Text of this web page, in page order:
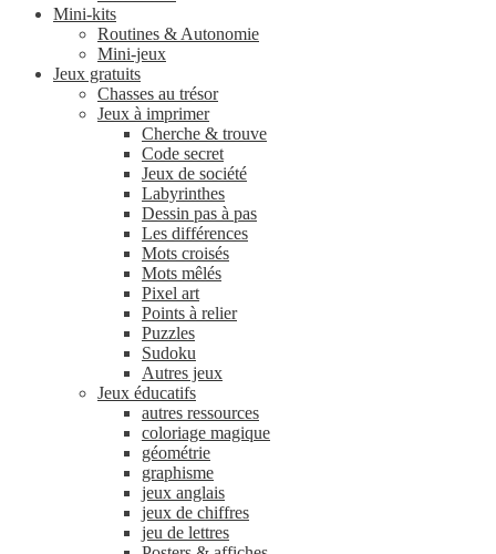
Mini-kits
Routines & Autonomie
Mini-jeux
Jeux gratuits
Chasses au trésor
Jeux à imprimer
Cherche & trouve
Code secret
Jeux de société
Labyrinthes
Dessin pas à pas
Les différences
Mots croisés
Mots mêlés
Pixel art
Points à relier
Puzzles
Sudoku
Autres jeux
Jeux éducatifs
autres ressources
coloriage magique
géométrie
graphisme
jeux anglais
jeux de chiffres
jeu de lettres